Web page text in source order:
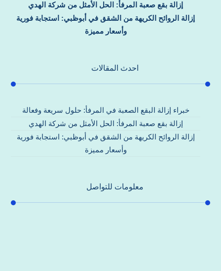
إزالة بقع صعبة المرفأ: الحل الأمثل من شركة الهدي
إزالة الروائح الكريهة من الشقق في أبوظبي: استجابة فورية
وأسعار مميزة
احدث المقالات
خبراء إزالة البقع الصعبة في المرفأ: حلول سريعة وفعالة
إزالة بقع صعبة المرفأ: الحل الأمثل من شركة الهدي
إزالة الروائح الكريهة من الشقق في أبوظبي: استجابة فورية
وأسعار مميزة
معلومات للتواصل